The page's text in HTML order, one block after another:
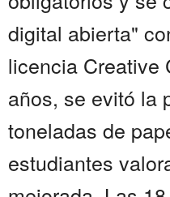
digital abierta"
licencia Creative
años, se evitó la
toneladas de
estudiantes